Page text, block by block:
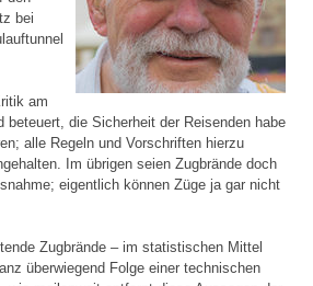
bei
am
beteuert, die Sicherheit der Reisenden habe
alle Regeln und Vorschriften hierzu
Im übrigen seien Zugbrände doch
eigentlich können Züge ja gar nicht
Zugbrände – im statistischen Mittel
überwiegend Folge einer technischen